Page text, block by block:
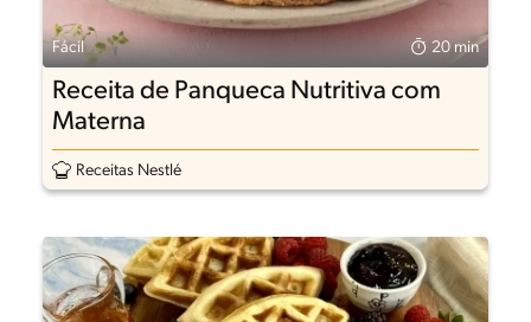
Fácil 20 min
Receita de Panqueca Nutritiva com
Materna
Receitas Nestlé